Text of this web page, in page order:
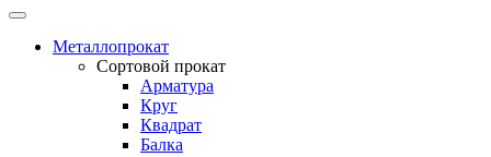
Toggle
navigationМеталлопрокат
Сортовой прокат
Арматура
Круг
Квадрат
Балка